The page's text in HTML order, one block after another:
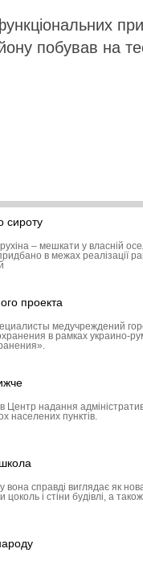
побував на
сироту
– мешкати у власній
в межах реалізації
проекта
медучреждений
в рамках украино-
Центр надання
населених пунктів.
вона справді виглядає як
цоколь і стіни будівлі, а